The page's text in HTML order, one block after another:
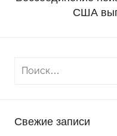
США
Свежие записи